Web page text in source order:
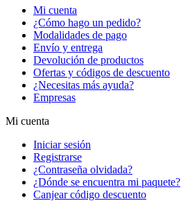
Mi cuenta
¿Cómo hago un pedido?
Modalidades de pago
Envío y entrega
Devolución de productos
Ofertas y códigos de descuento
¿Necesitas más ayuda?
Empresas
Mi cuenta
Iniciar sesión
Registrarse
¿Contraseña olvidada?
¿Dónde se encuentra mi paquete?
Canjear código descuento